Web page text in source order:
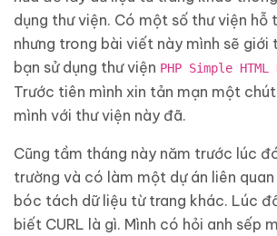
dụng thư viện. Có một số thư viện hỗ
nhưng trong bài viết này mình sẽ giới
bạn sử dụng thư viện PHP Simple HTML
Trước tiên mình xin tản mạn một
mình với thư viện này đã.
Cũng tầm tháng này năm trước lúc
trường và có làm một dự án liên
bóc tách dữ liệu từ trang khác. Lúc
biết CURL là gì. Mình có hỏi anh sếp